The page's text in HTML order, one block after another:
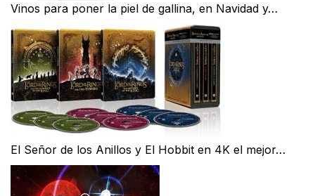
Vinos para poner la piel de gallina, en Navidad y…
El Señor de los Anillos y El Hobbit en 4K el mejor…